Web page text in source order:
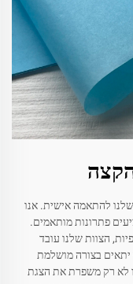
שלנו להתאמה אישית. אנו
פתרונות מותאמים.
הצוות שלנו עובד
יתאים בצורה מושלמת
לא רק משפרת את הצגת